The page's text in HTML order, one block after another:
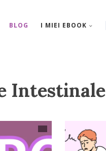
BLOG I MIEI EBOOK
Intestinale